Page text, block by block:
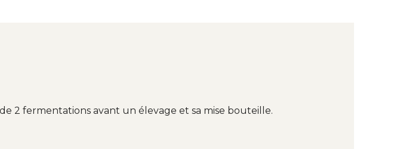
2 fermentations avant un élevage et sa mise bouteille.